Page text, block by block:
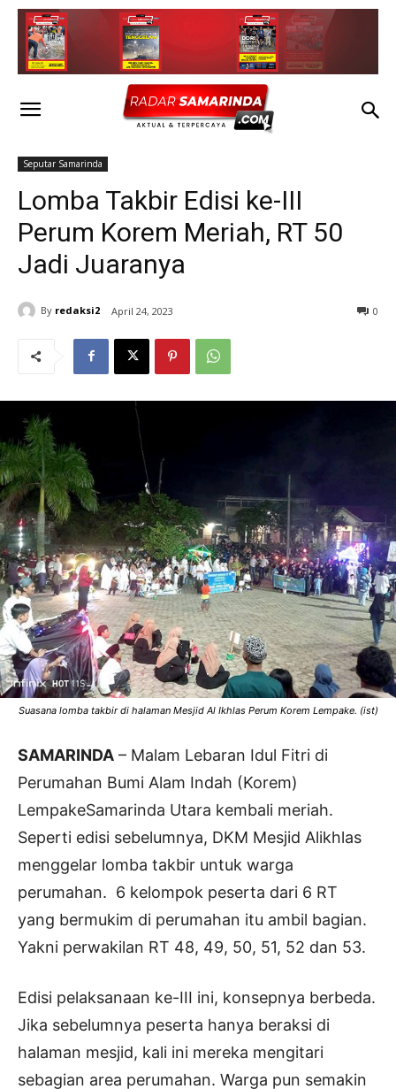
Seputar Samarinda
Lomba Takbir Edisi ke-III
Perum Korem Meriah, RT 50
Jadi Juaranya
By redaksi2 April 24, 2023 0
Suasana lomba takbir di halaman Mesjid Al Ikhlas Perum Korem Lempake. (ist)
SAMARINDA – Malam Lebaran Idul Fitri di
Perumahan Bumi Alam Indah (Korem)
LempakeSamarinda Utara kembali meriah.
Seperti edisi sebelumnya, DKM Mesjid Alikhlas
menggelar lomba takbir untuk warga
perumahan. 6 kelompok peserta dari 6 RT
yang bermukim di perumahan itu ambil bagian.
Yakni perwakilan RT 48, 49, 50, 51, 52 dan 53.
Edisi pelaksanaan ke-III ini, konsepnya berbeda.
Jika sebelumnya peserta hanya beraksi di
halaman mesjid, kali ini mereka mengitari
sebagian area perumahan. Warga pun semakin